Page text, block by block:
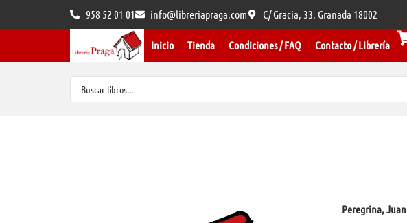
958 52 01 01 info@libreriapraga.com C/ Gracia, 33. Granada 18002
Inicio Tienda Condiciones / FAQ Contacto / Librería
Peregrina, Juan